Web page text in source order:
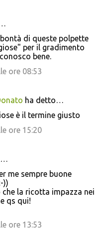
di queste polpette
per il gradimento
bene.
ore 08:53
ha detto…
è il termine giusto
ore 15:20
me sempre buone
))
la ricotta impazza nei
qs qui!
ore 13:53